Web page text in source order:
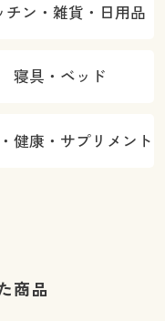
チン・雑貨・日用品
寝具・ベッド
健康・サプリメント
商品